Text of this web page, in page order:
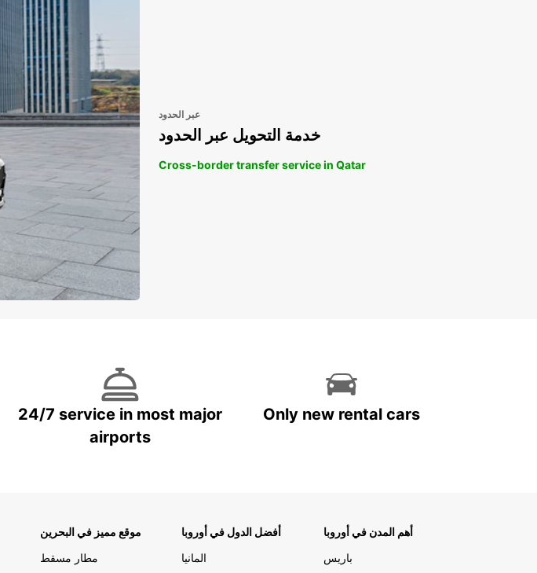
عبر الحدود
خدمة التحويل عبر الحدود
Cross-border transfer service in Qatar
24/7 service in most major
airports
Only new rental cars
موقع مميز في البحرين
مطار مسقط
أفضل الدول في أوروبا
المانيا
أهم المدن في أوروبا
باريس